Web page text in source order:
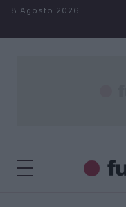
Salta al contenuto
8 Agosto 2026